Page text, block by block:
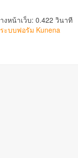
งหน้าเว็บ: 0.422 วินาที
ระบบฟอรัม Kunena